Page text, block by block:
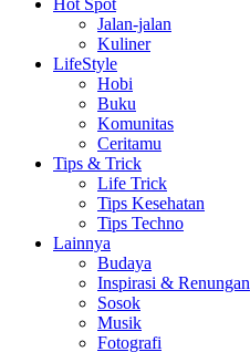
Hot Spot
Jalan-jalan
Kuliner
LifeStyle
Hobi
Buku
Komunitas
Ceritamu
Tips & Trick
Life Trick
Tips Kesehatan
Tips Techno
Lainnya
Budaya
Inspirasi & Renungan
Sosok
Musik
Fotografi